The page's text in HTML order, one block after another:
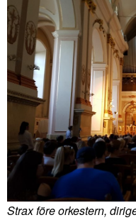
Strax före orkestern,